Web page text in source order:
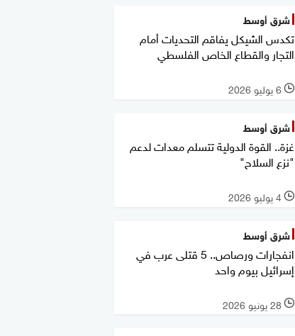
شرق أوسط
تكدس الشيكل يفاقم التحديات أمام
التجار والقطاع الخاص الفلسطي
l 6 يوليو 2026
شرق أوسط
غزة.. القوة الدولية تتسلم معدات لدعم
"نزع السلاح"
l 4 يوليو 2026
شرق أوسط
انفجارات ورصاص.. 5 قتلى عرب في
إسرائيل بيوم واحد
l 28 يونيو 2026